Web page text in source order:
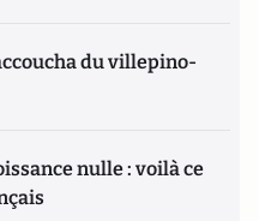
du villepino-
nulle : voilà ce